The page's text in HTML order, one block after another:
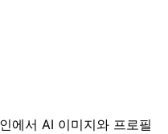
에서 AI 이미지와 프로필